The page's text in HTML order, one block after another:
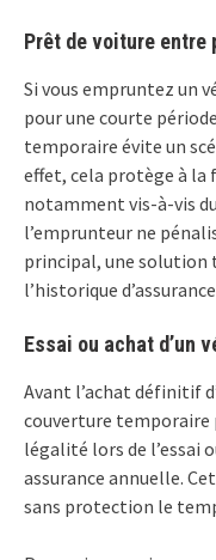
Prêt de voiture entre
Si vous empruntez un
pour une courte
temporaire évite un
effet, cela protège à
notamment vis-à-vis
l’emprunteur ne
principal, une solution
l’historique
Essai ou achat d’un
Avant l’achat définitif
couverture temporaire
légalité lors de l’essai
assurance annuelle.
sans protection le